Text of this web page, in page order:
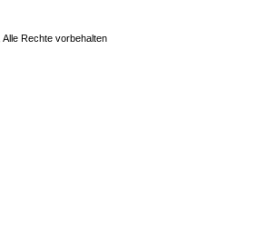
Rechte vorbehalten